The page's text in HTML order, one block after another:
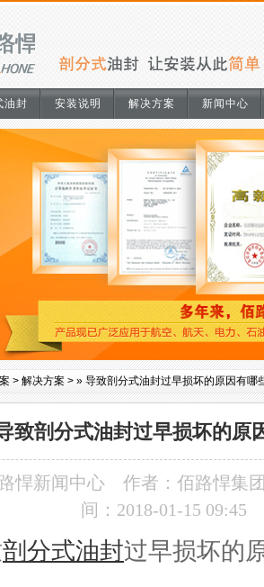
油封 安装说明 解决方案 新闻中心
> 解决方案 > » 导致剖分式油封过早损坏的原因有哪
致剖分式油封过早损坏的原
悍新闻中心
作者：佰路悍集
间：2018-01-15 09:45
剖分式油封过早损坏的